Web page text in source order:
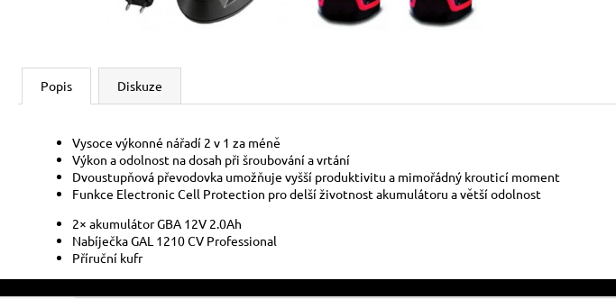
Popis Diskuze
Vysoce výkonné nářadí 2 v 1 za méně
Výkon a odolnost na dosah při šroubování a vrtání
Dvoustupňová převodovka umožňuje vyšší produktivitu a mimořádný krouticí moment
Funkce Electronic Cell Protection pro delší životnost akumulátoru a větší odolnost
2× akumulátor GBA 12V 2.0Ah
Nabíječka GAL 1210 CV Professional
Příruční kufr